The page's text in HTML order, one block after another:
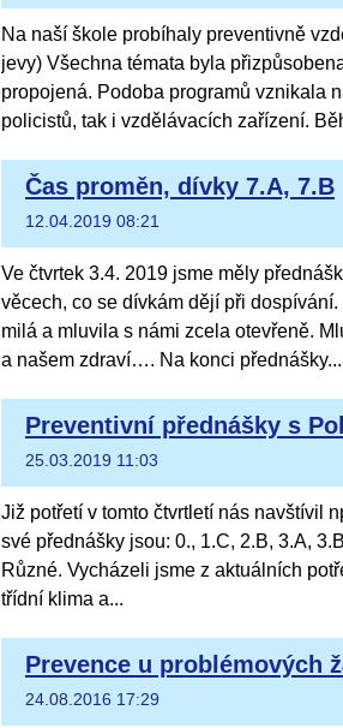
Na naší škole probíhaly preventivně
jevy) Všechna témata byla
propojená. Podoba programů vznikala
policistů, tak i vzdělávacích zařízení.
Čas proměn, dívky 7.A, 7.B
12.04.2019 08:21
Ve čtvrtek 3.4. 2019 jsme měly
věcech, co se dívkám dějí při
milá a mluvila s námi zcela otevřeně.
a našem zdraví…. Na konci přednášky...
Preventivní přednášky s
25.03.2019 11:03
Již potřetí v tomto čtvrtletí nás navštívil
své přednášky jsou: 0., 1.C, 2.B, 3.A,
Různé. Vycházeli jsme z aktuálních
třídní klima a...
Prevence u problémových
24.08.2016 17:29